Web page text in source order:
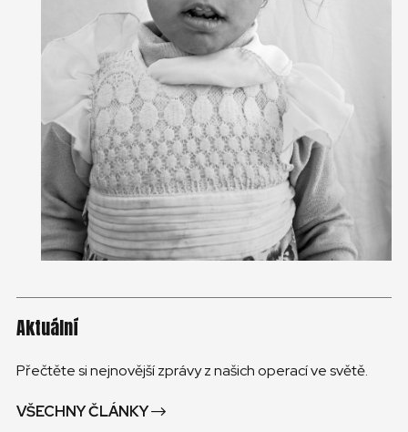
Aktuální
Přečtěte si nejnovější zprávy z našich operací ve světě.
VŠECHNY ČLÁNKY